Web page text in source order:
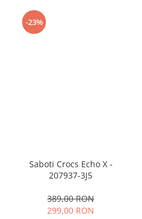
-23%
Saboti Crocs Echo X -
207937-3J5
389,00 RON
299,00 RON